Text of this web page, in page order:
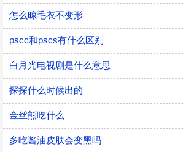
怎么晾毛衣不变形
pscc和pscs有什么区别
白月光电视剧是什么意思
探探什么时候出的
金丝熊吃什么
多吃酱油皮肤会变黑吗